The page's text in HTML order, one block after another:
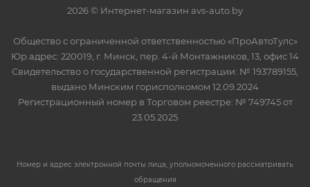
2026 © Интернет-магазин avs-auto.by
Общество с ограниченной ответственностью «ПроАвтоТулс»
Юр.адрес: 220019, г. Минск, пер. 4-й Монтажников, 13, офис 14
Свидетельство о государственной регистрации: № 193789155,
выдано Минским горисполкомом 12.09.2024
Регистрационный номер в Торговом реестре: № 749745 от
23.05.2025
Номер и адрес электронной почты лица, уполномоченного рассматривать
обращения